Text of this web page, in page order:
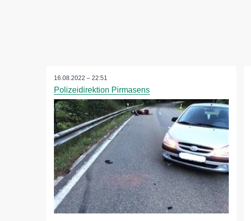
16.08.2022 – 22:51
Polizeidirektion Pirmasens